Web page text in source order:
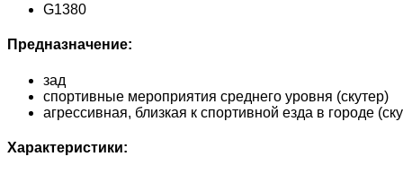
G1380
Предназначение:
зад
спортивные мероприятия среднего уровня (скутер)
агрессивная, близкая к спортивной езда в городе
Характеристики: